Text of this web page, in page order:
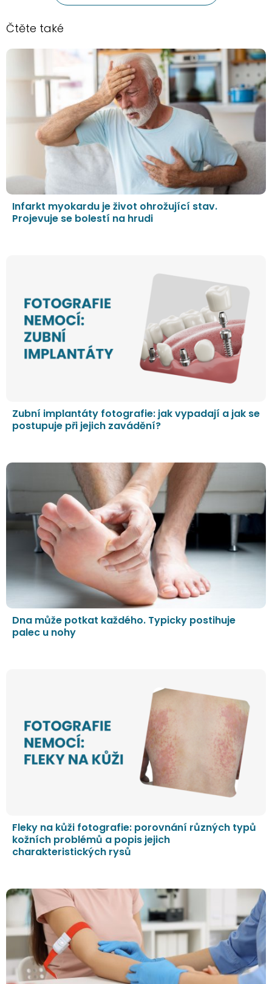
Čtěte také
Infarkt myokardu je život ohrožující stav.
Projevuje se bolestí na hrudi
Zubní implantáty fotografie: jak vypadají a jak se
postupuje při jejich zavádění?
Dna může potkat každého. Typicky postihuje
palec u nohy
Fleky na kůži fotografie: porovnání různých typů
kožních problémů a popis jejich
charakteristických rysů